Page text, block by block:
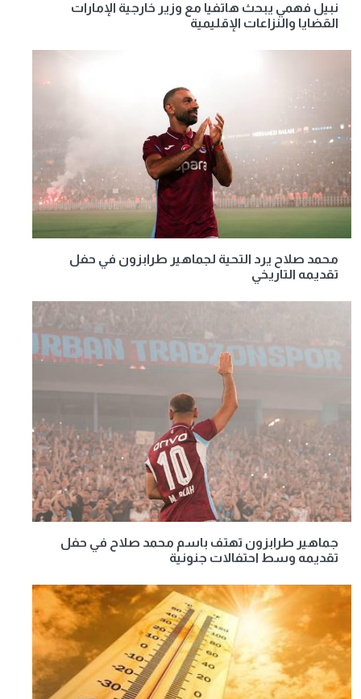
نبيل فهمي يبحث هاتفيا مع وزير خارجية الإمارات
القضايا والنزاعات الإقليمية
محمد صلاح يرد التحية لجماهير طرابزون في حفل
تقديمه التاريخي
جماهير طرابزون تهتف باسم محمد صلاح في حفل
تقديمه وسط احتفالات جنونية